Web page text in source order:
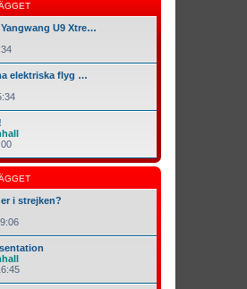
U9 Xtre…
elektriska flyg …
i strejken?